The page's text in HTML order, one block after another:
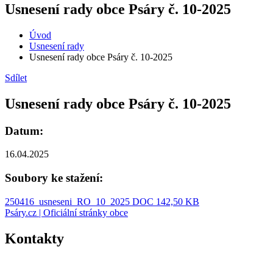
Usnesení rady obce Psáry č. 10-2025
Úvod
Usnesení rady
Usnesení rady obce Psáry č. 10-2025
Sdílet
Usnesení rady obce Psáry č. 10-2025
Datum:
16.04.2025
Soubory ke stažení:
250416_usneseni_RO_10_2025 DOC 142,50 KB
Psáry.cz | Oficiální stránky obce
Kontakty